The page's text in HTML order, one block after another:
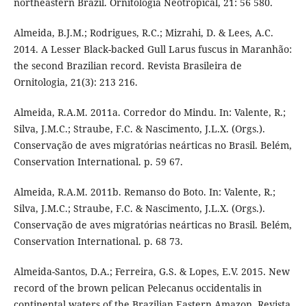
Almeida, B.J.M.; Rodrigues, R.C.; Mizrahi, D. & Lees, A.C.
2014. A Lesser Black-backed Gull Larus fuscus in Maranhão:
the second Brazilian record. Revista Brasileira de
Ornitologia, 21(3): 213 216.
Almeida, R.A.M. 2011a. Corredor do Mindu. In: Valente, R.;
Silva, J.M.C.; Straube, F.C. & Nascimento, J.L.X. (Orgs.).
Conservação de aves migratórias neárticas no Brasil. Belém,
Conservation International. p. 59 67.
Almeida, R.A.M. 2011b. Remanso do Boto. In: Valente, R.;
Silva, J.M.C.; Straube, F.C. & Nascimento, J.L.X. (Orgs.).
Conservação de aves migratórias neárticas no Brasil. Belém,
Conservation International. p. 68 73.
Almeida-Santos, D.A.; Ferreira, G.S. & Lopes, E.V. 2015. New
record of the brown pelican Pelecanus occidentalis in